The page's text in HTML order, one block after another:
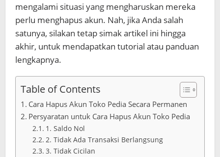
mengalami situasi yang mengharuskan mereka
perlu menghapus akun. Nah, jika Anda salah
satunya, silakan tetap simak artikel ini hingga
akhir, untuk mendapatkan tutorial atau panduan
lengkapnya.
Table of Contents
Cara Hapus Akun Toko Pedia Secara Permanen
Persyaratan untuk Cara Hapus Akun Toko Pedia
1. Saldo Nol
2. Tidak Ada Transaksi Berlangsung
3. Tidak Cicilan